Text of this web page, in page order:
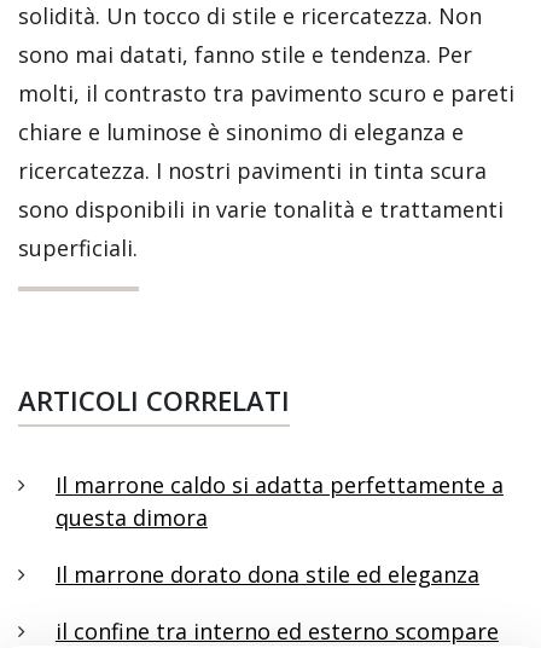
solidità. Un tocco di stile e ricercatezza. Non
sono mai datati, fanno stile e tendenza. Per
molti, il contrasto tra pavimento scuro e pareti
chiare e luminose è sinonimo di eleganza e
ricercatezza. I nostri pavimenti in tinta scura
sono disponibili in varie tonalità e trattamenti
superficiali.
ARTICOLI CORRELATI
Il marrone caldo si adatta perfettamente a
questa dimora
Il marrone dorato dona stile ed eleganza
il confine tra interno ed esterno scompare